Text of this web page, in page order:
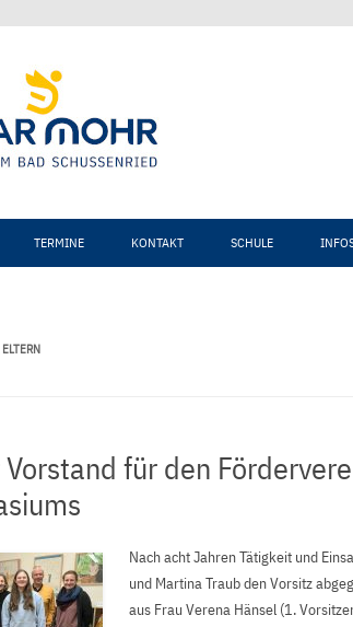
TERMINE KONTAKT SCHULE
ELTERN
Vorstand für den
Nach acht Jahren Tätigkeit und
und Martina Traub den Vorsitz
aus Frau Verena Hänsel (1.